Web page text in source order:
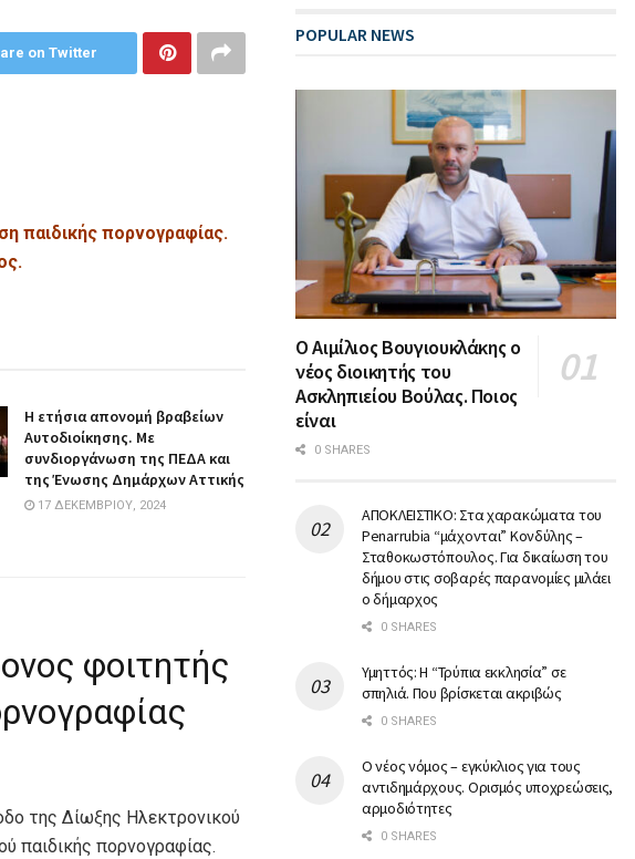
on Twitter
παιδικής πορνογραφίας.
Η ετήσια απονομή βραβείων
Αυτοδιοίκησης. Με
συνδιοργάνωση της ΠΕΔΑ και
της Ένωσης Δημάρχων Αττικής
17 ΔΕΚΕΜΒΡΊΟΥ, 2024
φοιτητής
της Δίωξης Ηλεκτρονικού
παιδικής πορνογραφίας.
POPULAR NEWS
Ο Αιμίλιος Βουγιουκλάκης ο
νέος διοικητής του
Ασκληπιείου Βούλας. Ποιος
είναι
0 SHARES
ΑΠΟΚΛΕΙΣΤΙΚΟ: Στα χαρακώματα του
Penarrubia “μάχονται” Κονδύλης –
Σταθοκωστόπουλος. Για δικαίωση του
δήμου στις σοβαρές παρανομίες μιλάει
ο δήμαρχος
0 SHARES
Υμηττός: Η “Τρύπια εκκλησία” σε
σπηλιά. Που βρίσκεται ακριβώς
0 SHARES
Ο νέος νόμος – εγκύκλιος για τους
αντιδημάρχους. Ορισμός υποχρεώσεις,
αρμοδιότητες
0 SHARES